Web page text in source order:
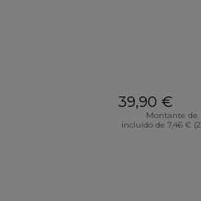
39,90 €
Montante de
incluído de 7,46 €